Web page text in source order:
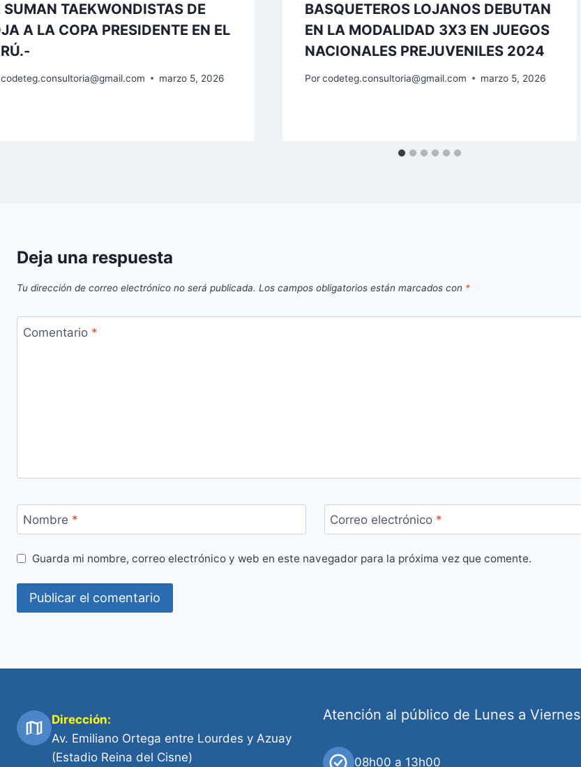
SUMAN TAEKWONDISTAS DE
A LA COPA PRESIDENTE EN EL
codeteg.consultoria@gmail.com marzo 5, 2026
BASQUETEROS LOJANOS DEBUTAN
EN LA MODALIDAD 3X3 EN JUEGOS
NACIONALES PREJUVENILES 2024
Por codeteg.consultoria@gmail.com marzo 5, 2026
Deja una respuesta
Tu dirección de correo electrónico no será publicada. Los campos obligatorios están marcados con *
Comentario *
Nombre * Correo electrónico *
Guarda mi nombre, correo electrónico y web en este navegador para la próxima vez que comente.
Dirección:
Av. Emiliano Ortega entre Lourdes y Azuay
(Estadio Reina del Cisne)
Atención al público de Lunes a Viernes
08h00 a 13h00